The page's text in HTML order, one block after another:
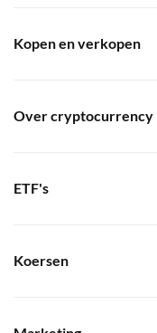
Kopen en verkopen
Over cryptocurrency
ETF's
Koersen